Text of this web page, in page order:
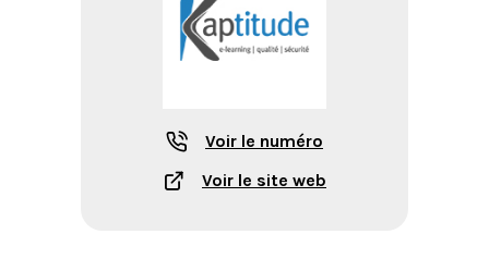
Voir le numéro
Voir le site web